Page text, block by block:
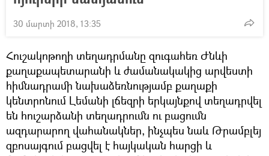
30 մարտի 2018, 13:35
Հուշակոթողի տեղադրմանը զուգահեռ Ժնևի
քաղաքապետարանի և ժամանակակից արվեստի
հիմնադրամի նախաձեռնությամբ քաղաքի
կենտրոնում Լեմանի լճեզրի երկայնքով տեղադրվել
են հուշարձանի տեղադրումն ու բացումն
ազդարարող վահանակներ, ինչպես նաև Թրամբլեյ
զբոսայգում բացվել է հայկական հարցի և